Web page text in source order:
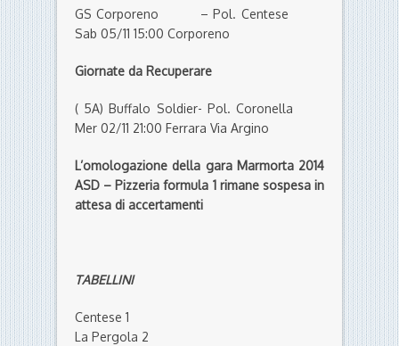
GS Corporeno – Pol. Centese
Sab 05/11 15:00 Corporeno
Giornate da Recuperare
( 5A) Buffalo Soldier- Pol. Coronella
Mer 02/11 21:00 Ferrara Via Argino
L’omologazione della gara Marmorta 2014
ASD – Pizzeria formula 1 rimane sospesa in
attesa di accertamenti
TABELLINI
Centese 1
La Pergola 2